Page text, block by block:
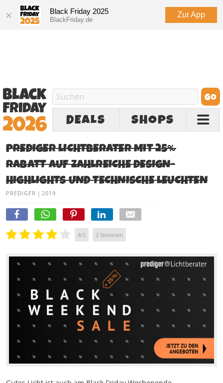
Black Friday 2025
BlackFriday.de
Zur App
DEALS SHOPS
PREDIGER LICHTBERATER MIT 25%
RABATT AUF ZAHLREICHE DESIGN-
HIGHLIGHTS UND TECHNISCHE LEUCHTEN
PREDIGER | 2019
4/5 2 Stimmen